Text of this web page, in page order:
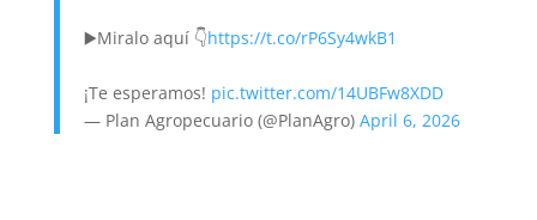
▶️Miralo aquí 👇https://t.co/rP6Sy4wkB1
¡Te esperamos! pic.twitter.com/14UBFw8XDD
— Plan Agropecuario (@PlanAgro) April 6, 2026